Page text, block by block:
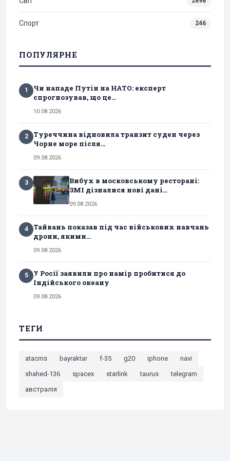
Спорт 246
ПОПУЛЯРНЕ
1
Чи нападе Путін на НАТО: експерт
спрогнозував, що це...
10.08.2026
2
Туреччина відновила транзит суден через
Чорне море після...
09.08.2026
3
Вибух в московському ресторані:
ЗМІ дізналися нові дані...
09.08.2026
4
Тайвань показав під час військових навчань
дрони, якими...
09.08.2026
5
У Росії заявили про намір пробитися до
Індійського океану
09.08.2026
ТЕГИ
atacms bayraktar f-35 g20 iphone
navi
shahed-136
spacex starlink taurus
telegram
австралія